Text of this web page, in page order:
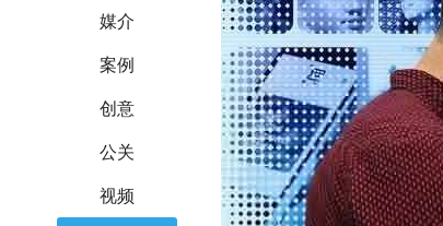
媒介
案例
创意
公关
视频